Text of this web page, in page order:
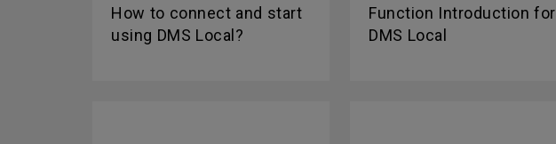
How to connect and start
using DMS Local?
Function Introduction for
DMS Local